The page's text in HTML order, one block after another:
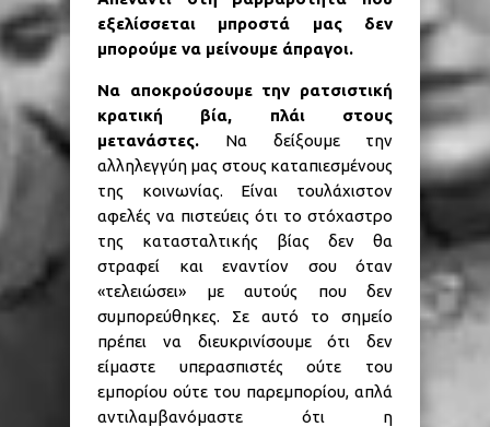
εξελίσσεται μπροστά μας δεν
μπορούμε να μείνουμε άπραγοι.
Να αποκρούσουμε την ρατσιστική
κρατική βία, πλάι στους
μετανάστες. Να δείξουμε την
αλληλεγγύη μας στους καταπιεσμένους
της κοινωνίας. Είναι τουλάχιστον
αφελές να πιστεύεις ότι το στόχαστρο
της κατασταλτικής βίας δεν θα
στραφεί και εναντίον σου όταν
«τελειώσει» με αυτούς που δεν
συμπορεύθηκες. Σε αυτό το σημείο
πρέπει να διευκρινίσουμε ότι δεν
είμαστε υπερασπιστές ούτε του
εμπορίου ούτε του παρεμπορίου, απλά
αντιλαμβανόμαστε ότι η